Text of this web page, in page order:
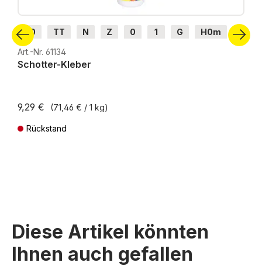
H0 TT N Z 0 1 G
H0m
H0e
Art.-Nr. 61134
Schotter-Kleber
9,29 € (71,46 € / 1 kg)
Rückstand
Diese Artikel könnten
Ihnen auch gefallen